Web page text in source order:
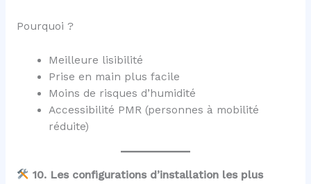
Pourquoi ?
Meilleure lisibilité
Prise en main plus facile
Moins de risques d’humidité
Accessibilité PMR (personnes à mobilité
réduite)
10. Les configurations d’installation les plus